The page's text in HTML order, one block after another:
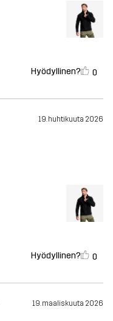
Hyödyllinen? 0
19. huhtikuuta 2026
Hyödyllinen? 0
19. maaliskuuta 2026